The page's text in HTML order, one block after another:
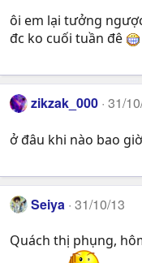
ôi em lại tưởng
đc ko cuối tuần đê
zikzak_000 31/
ở đâu khi nào bao
Seiya 31/10/13
Quách thị phụng,